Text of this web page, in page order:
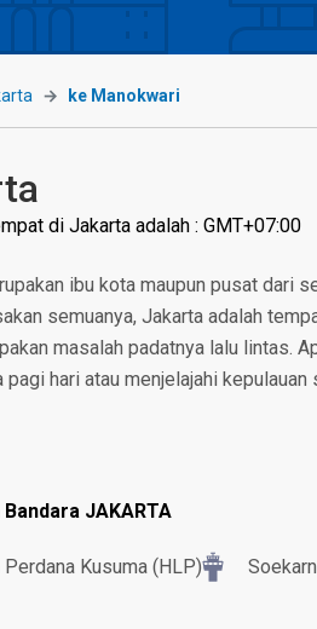
ke Manokwari
di Jakarta adalah : GMT+07:00
ibu kota maupun pusat dari
semuanya, Jakarta adalah
masalah padatnya lalu lintas.
pagi hari atau menjelajahi
JAKARTA
Perdana Kusuma (HLP)